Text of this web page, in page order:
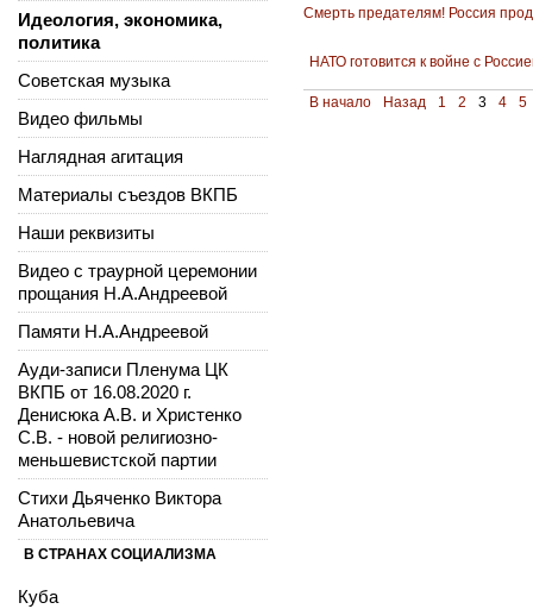
Смерть предателям! Россия
НАТО готовится к войне с
В начало Назад 1 2 3 4 5
Идеология, экономика,
политика
Советская музыка
Видео фильмы
Наглядная агитация
Материалы съездов ВКПБ
Наши реквизиты
Видео с траурной церемонии
прощания Н.А.Андреевой
Памяти Н.А.Андреевой
Ауди-записи Пленума ЦК
ВКПБ от 16.08.2020 г.
Денисюка А.В. и Христенко
С.В. - новой религиозно-
меньшевистской партии
Стихи Дьяченко Виктора
Анатольевича
В СТРАНАХ СОЦИАЛИЗМА
Куба